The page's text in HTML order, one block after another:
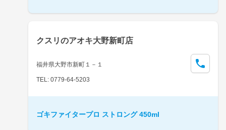
クスリのアオキ大野新町店
福井県大野市新町１－１
TEL: 0779-64-5203
ゴキファイタープロ ストロング 450ml